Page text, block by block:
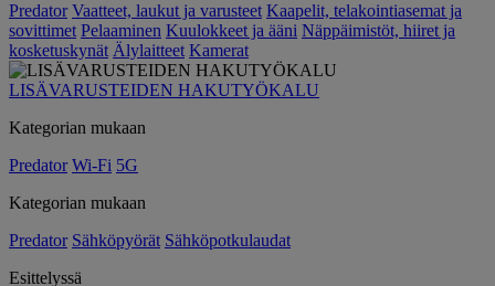
Predator Vaatteet, laukut ja varusteet Kaapelit, telakointiasemat ja
sovittimet Pelaaminen Kuulokkeet ja ääni Näppäimistöt, hiiret ja
kosketuskynät Älylaitteet Kamerat
LISÄVARUSTEIDEN HAKUTYÖKALU
Kategorian mukaan
Predator Wi-Fi 5G
Kategorian mukaan
Predator Sähköpyörät Sähköpotkulaudat
Esittelyssä